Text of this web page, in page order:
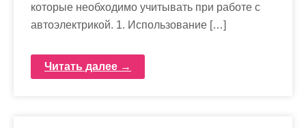
которые необходимо учитывать при работе с
автоэлектрикой. 1. Использование […]
Читать далее →